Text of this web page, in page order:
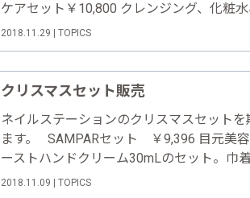
ケアセット￥10,800 クレンジング、化粧
点セット。サンパーの基礎化粧品を試して
です。 【内容】ドライクレンジン……
2018.11.29 | TOPICS
クリスマスセット販売
ネイルステーションのクリスマスセット
ます。 SAMPARセット ￥9,396 目元美
ーストハンドクリーム30mLのセット。巾
ットは予約完売いたしました。 LCNセッ
2018.11.09 | TOPICS